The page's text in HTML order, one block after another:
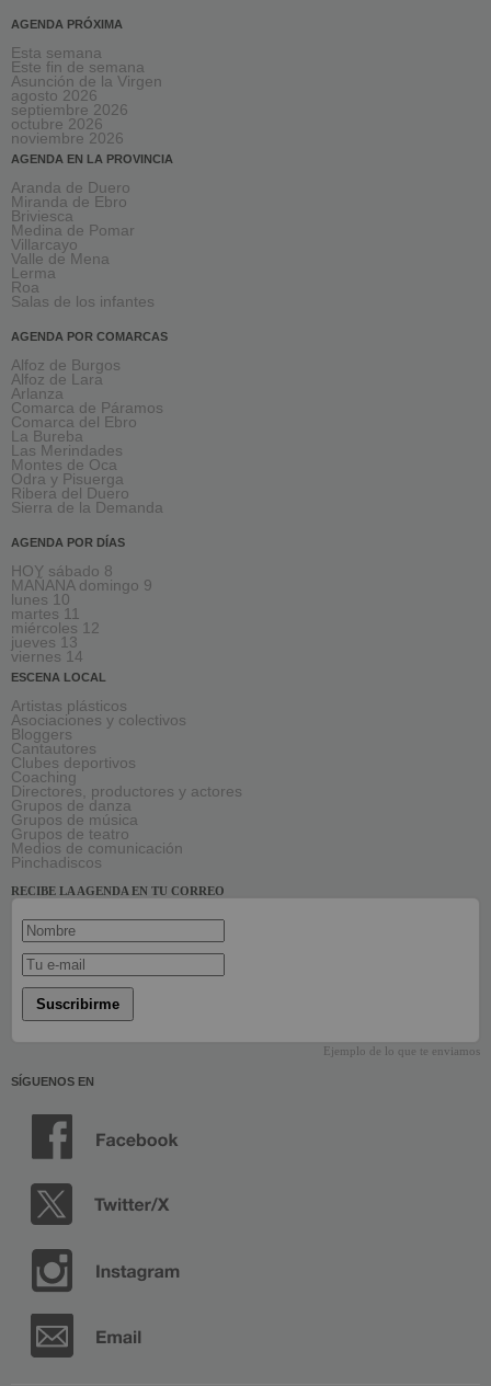
AGENDA PRÓXIMA
Esta semana
Este fin de semana
Asunción de la Virgen
agosto 2026
septiembre 2026
octubre 2026
noviembre 2026
AGENDA EN LA PROVINCIA
Aranda de Duero
Miranda de Ebro
Briviesca
Medina de Pomar
Villarcayo
Valle de Mena
Lerma
Roa
Salas de los infantes
AGENDA POR COMARCAS
Alfoz de Burgos
Alfoz de Lara
Arlanza
Comarca de Páramos
Comarca del Ebro
La Bureba
Las Merindades
Montes de Oca
Odra y Pisuerga
Ribera del Duero
Sierra de la Demanda
AGENDA POR DÍAS
HOY sábado 8
MAÑANA domingo 9
lunes 10
martes 11
miércoles 12
jueves 13
viernes 14
ESCENA LOCAL
Artistas plásticos
Asociaciones y colectivos
Bloggers
Cantautores
Clubes deportivos
Coaching
Directores, productores y actores
Grupos de danza
Grupos de música
Grupos de teatro
Medios de comunicación
Pinchadiscos
RECIBE LA AGENDA EN TU CORREO
Suscribirme
Ejemplo de lo que te enviamos
SÍGUENOS EN